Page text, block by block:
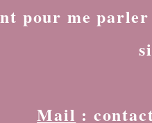
pour me
Mail :